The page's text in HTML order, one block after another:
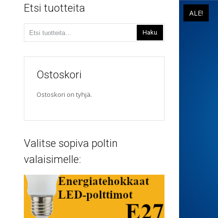
ALE!
Etsi tuotteita
Haku
Ostoskori
Ostoskori on tyhjä.
Valitse sopiva poltin
valaisimelle: